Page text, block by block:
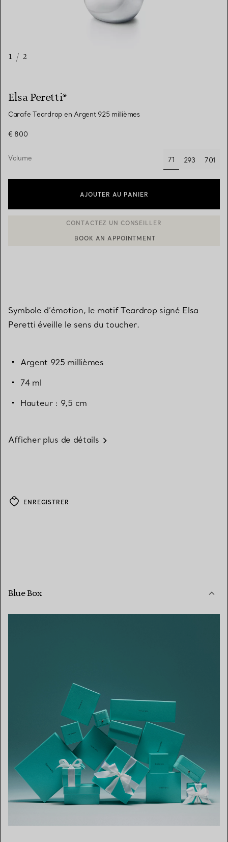
1 / 2
Elsa Peretti®
Carafe Teardrop en Argent 925 millièmes
€ 800
Volume
71
sélectionnés
293 701
AJOUTER AU PANIER
CONTACTER UN CONSEILLER CLIENT OU PRENDRE RENDEZ-
Symbole d’émotion, le motif Teardrop signé Elsa
Peretti éveille le sens du toucher.
Argent 925 millièmes
74 ml
Hauteur : 9,5 cm
Afficher plus de détails
ENREGISTRER
Blue Box